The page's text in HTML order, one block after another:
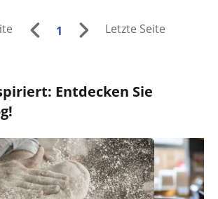
1 Letzte Seite
Entdecken Sie